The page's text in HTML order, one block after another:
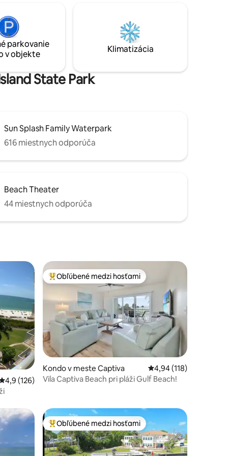
Kajaky
je
bazénu s výhľadom na kanál v veľmi
žiadanom SW Cape! Plážová vila! Veľká
kapitánska prechádzka a Tiki! Pozrite si
parkovanie
v objekte
Klimatizácia
State Park
Sun Splash Family Waterpark
616 miestnych odporúča
Beach Theater
44 miestnych odporúča
263
ohodnotenie 4,9 z 5, počet hodnotení: 126
4,9 (126)
Najobľúbenejšie medzi hosťami
Obľúbené medzi hosťami
Kondo v meste Captiva Priemerné
4,94 (118)
Vila Captiva Beach pri pláži Gulf Beach!
Najobľúbenejšie medzi hosťami
Obľúbené medzi hosťami